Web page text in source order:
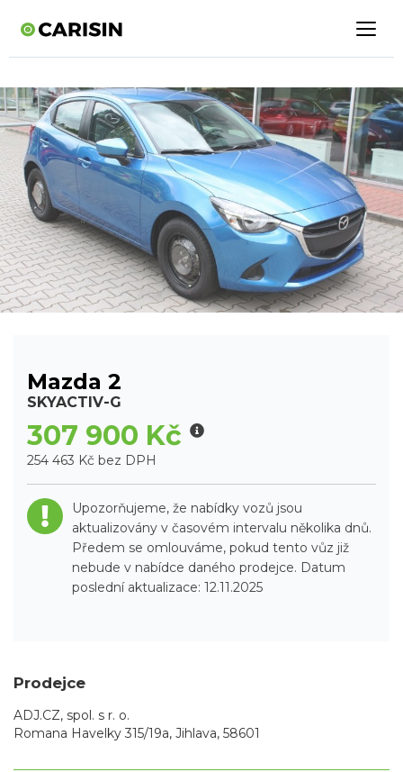
Mazda 2
SKYACTIV-G
307 900 Kč
254 463 Kč bez DPH
Upozorňujeme, že nabídky vozů jsou
aktualizovány v časovém intervalu několika dnů.
Předem se omlouváme, pokud tento vůz již
nebude v nabídce daného prodejce. Datum
poslední aktualizace: 12.11.2025
Prodejce
ADJ.CZ, spol. s r. o.
Romana Havelky 315/19a, Jihlava, 58601